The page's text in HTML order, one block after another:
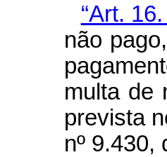
“Art. 16.
não
multa de
prevista
nº 9.430,